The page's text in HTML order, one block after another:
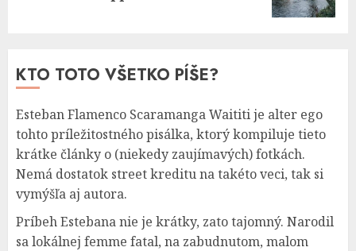
KTO TOTO VŠETKO PÍŠE?
Esteban Flamenco Scaramanga Waititi je alter ego
tohto príležitostného pisálka, ktorý kompiluje tieto
krátke články o (niekedy zaujímavých) fotkách.
Nemá dostatok street kreditu na takéto veci, tak si
vymýšľa aj autora.
Príbeh Estebana nie je krátky, zato tajomný. Narodil
sa lokálnej femme fatal, na zabudnutom, malom